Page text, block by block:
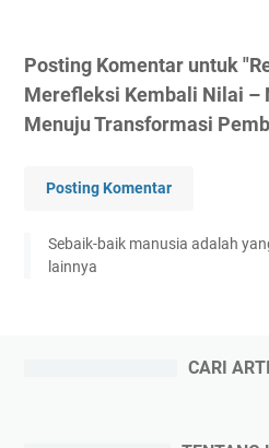
Posting Komentar untuk
Merefleksi Kembali Nilai –
Menuju Transformasi
Posting Komentar
Sebaik-baik manusia adalah
lainnya
CARI